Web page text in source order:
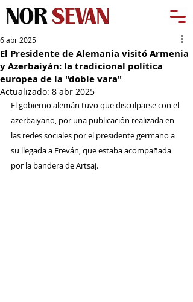
El Presidente de Alemania visitó Armenia
y Azerbaiyán: la tradicional política
europea de la "doble vara"
6 abr 2025
Actualizado: 8 abr 2025
El gobierno alemán tuvo que disculparse con el
azerbaiyano, por una publicación realizada en
las redes sociales por el presidente germano a
su llegada a Ereván, que estaba acompañada
por la bandera de Artsaj.